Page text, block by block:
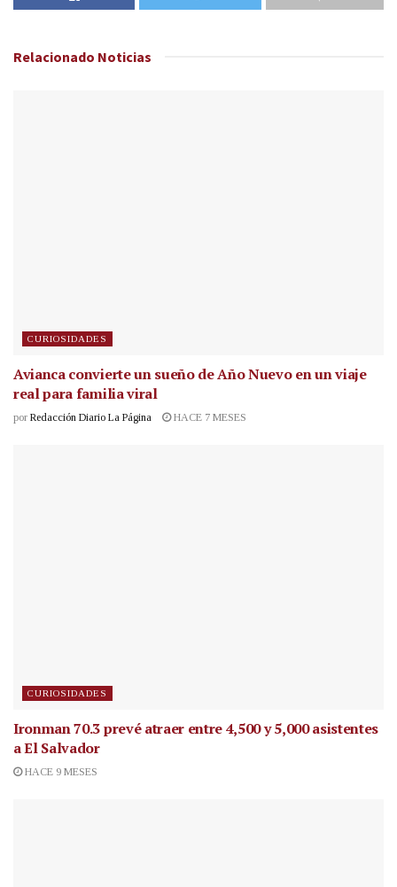
Relacionado Noticias
CURIOSIDADES
Avianca convierte un sueño de Año Nuevo en un viaje
real para familia viral
por Redacción Diario La Página HACE 7 MESES
CURIOSIDADES
Ironman 70.3 prevé atraer entre 4,500 y 5,000 asistentes
a El Salvador
HACE 9 MESES